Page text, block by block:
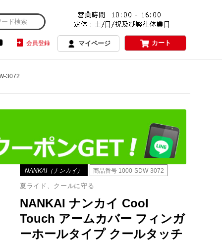
会員登録 マイページ カート
3072
NANKAI（ナンカイ） 商品番号 1000-SDW-3072
夏ライド、クールに守る
NANKAI ナンカイ Cool
Touch アームカバー フィンガ
ーホールタイプ クールタッチ